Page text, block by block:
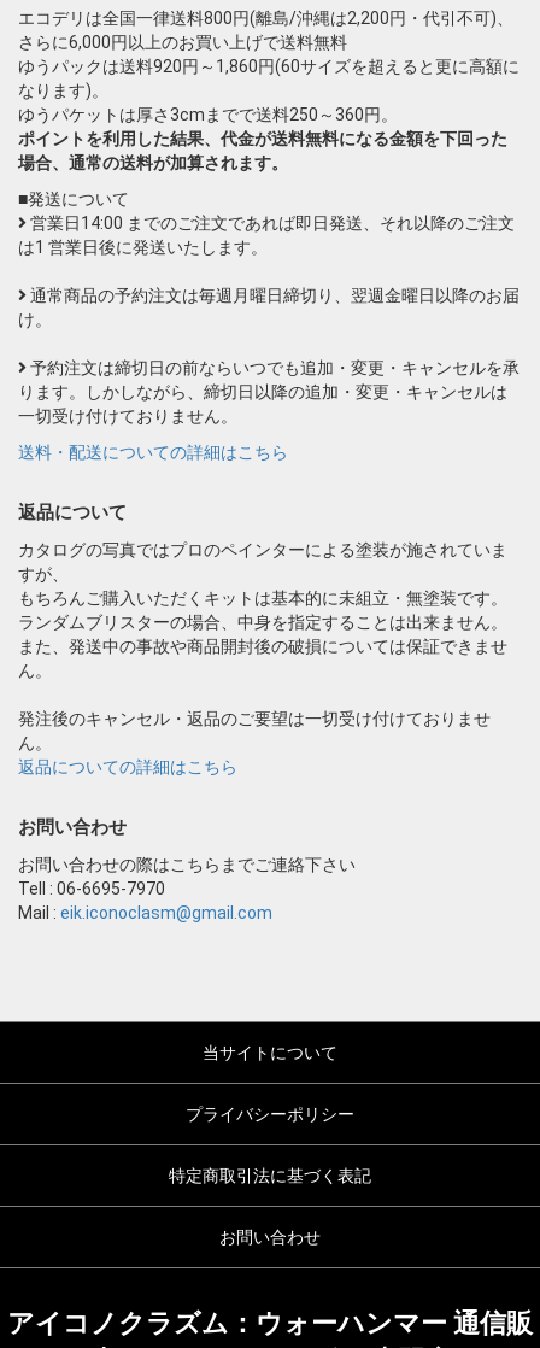
エコデリは全国一律送料800円(離島/沖縄は2,200円・代引不可)、
さらに6,000円以上のお買い上げで送料無料
ゆうパックは送料920円～1,860円(60サイズを超えると更に高額に
なります)。
ゆうパケットは厚さ3cmまでで送料250～360円。
ポイントを利用した結果、代金が送料無料になる金額を下回った
場合、通常の送料が加算されます。
■発送について
営業日14:00 までのご注文であれば即日発送、それ以降のご注文
は1 営業日後に発送いたします。
通常商品の予約注文は毎週月曜日締切り、翌週金曜日以降のお届
け。
予約注文は締切日の前ならいつでも追加・変更・キャンセルを承
ります。しかしながら、締切日以降の追加・変更・キャンセルは
一切受け付けておりません。
送料・配送についての詳細はこちら
返品について
カタログの写真ではプロのペインターによる塗装が施されていま
すが、
もちろんご購入いただくキットは基本的に未組立・無塗装です。
ランダムブリスターの場合、中身を指定することは出来ません。
また、発送中の事故や商品開封後の破損については保証できませ
ん。
発注後のキャンセル・返品のご要望は一切受け付けておりませ
ん。
返品についての詳細はこちら
お問い合わせ
お問い合わせの際はこちらまでご連絡下さい
Tell : 06-6695-7970
Mail : eik.iconoclasm@gmail.com
当サイトについて
プライバシーポリシー
特定商取引法に基づく表記
お問い合わせ
アイコノクラズム：ウォーハンマー 通信販